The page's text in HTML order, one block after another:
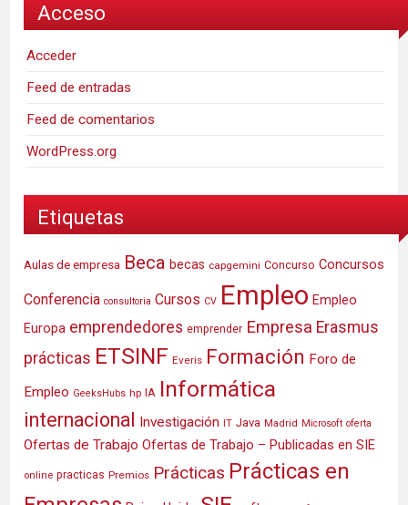
Acceso
Acceder
Feed de entradas
Feed de comentarios
WordPress.org
Etiquetas
Aulas de empresa Beca becas capgemini Concurso Concursos
Conferencia consultoria Cursos CV Empleo Empleo
Europa emprendedores emprender Empresa Erasmus
prácticas ETSINF Everis Formación Foro de
Empleo GeeksHubs hp IA Informática
internacional Investigación IT Java Madrid Microsoft oferta
Ofertas de Trabajo Ofertas de Trabajo – Publicadas en SIE
online practicas Premios Prácticas Prácticas en